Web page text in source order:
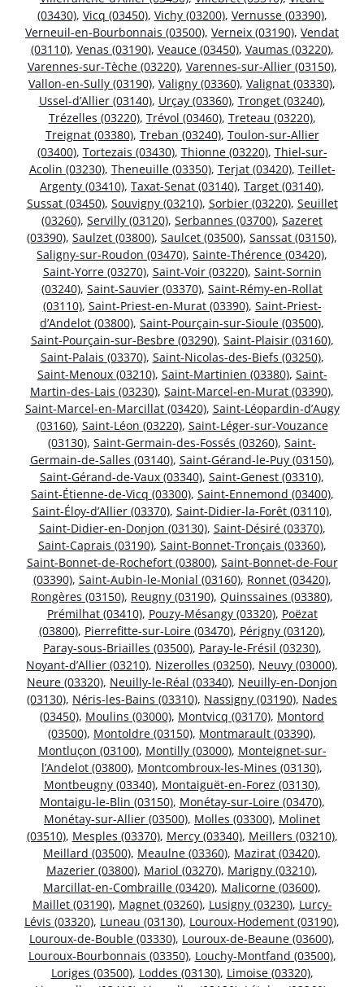
(03430), Vicq (03450), Vichy (03200), Vernusse (03390),
Verneuil-en-Bourbonnais (03500), Verneix (03190), Vendat
(03110), Venas (03190), Veauce (03450), Vaumas (03220),
Varennes-sur-Tèche (03220), Varennes-sur-Allier (03150),
Vallon-en-Sully (03190), Valigny (03360), Valignat (03330),
Ussel-d’Allier (03140), Urçay (03360), Tronget (03240),
Trézelles (03220), Trévol (03460), Treteau (03220),
Treignat (03380), Treban (03240), Toulon-sur-Allier
(03400), Tortezais (03430), Thionne (03220), Thiel-sur-
Acolin (03230), Theneuille (03350), Terjat (03420), Teillet-
Argenty (03410), Taxat-Senat (03140), Target (03140),
Sussat (03450), Souvigny (03210), Sorbier (03220), Seuillet
(03260), Servilly (03120), Serbannes (03700), Sazeret
(03390), Saulzet (03800), Saulcet (03500), Sanssat (03150),
Saligny-sur-Roudon (03470), Sainte-Thérence (03420),
Saint-Yorre (03270), Saint-Voir (03220), Saint-Sornin
(03240), Saint-Sauvier (03370), Saint-Rémy-en-Rollat
(03110), Saint-Priest-en-Murat (03390), Saint-Priest-
d’Andelot (03800), Saint-Pourçain-sur-Sioule (03500),
Saint-Pourçain-sur-Besbre (03290), Saint-Plaisir (03160),
Saint-Palais (03370), Saint-Nicolas-des-Biefs (03250),
Saint-Menoux (03210), Saint-Martinien (03380), Saint-
Martin-des-Lais (03230), Saint-Marcel-en-Murat (03390),
Saint-Marcel-en-Marcillat (03420), Saint-Léopardin-d’Augy
(03160), Saint-Léon (03220), Saint-Léger-sur-Vouzance
(03130), Saint-Germain-des-Fossés (03260), Saint-
Germain-de-Salles (03140), Saint-Gérand-le-Puy (03150),
Saint-Gérand-de-Vaux (03340), Saint-Genest (03310),
Saint-Étienne-de-Vicq (03300), Saint-Ennemond (03400),
Saint-Éloy-d’Allier (03370), Saint-Didier-la-Forêt (03110),
Saint-Didier-en-Donjon (03130), Saint-Désiré (03370),
Saint-Caprais (03190), Saint-Bonnet-Tronçais (03360),
Saint-Bonnet-de-Rochefort (03800), Saint-Bonnet-de-Four
(03390), Saint-Aubin-le-Monial (03160), Ronnet (03420),
Rongères (03150), Reugny (03190), Quinssaines (03380),
Prémilhat (03410), Pouzy-Mésangy (03320), Poëzat
(03800), Pierrefitte-sur-Loire (03470), Périgny (03120),
Paray-sous-Briailles (03500), Paray-le-Frésil (03230),
Noyant-d’Allier (03210), Nizerolles (03250), Neuvy (03000),
Neure (03320), Neuilly-le-Réal (03340), Neuilly-en-Donjon
(03130), Néris-les-Bains (03310), Nassigny (03190), Nades
(03450), Moulins (03000), Montvicq (03170), Montord
(03500), Montoldre (03150), Montmarault (03390),
Montluçon (03100), Montilly (03000), Monteignet-sur-
l’Andelot (03800), Montcombroux-les-Mines (03130),
Montbeugny (03340), Montaiguët-en-Forez (03130),
Montaigu-le-Blin (03150), Monétay-sur-Loire (03470),
Monétay-sur-Allier (03500), Molles (03300), Molinet
(03510), Mesples (03370), Mercy (03340), Meillers (03210),
Meillard (03500), Meaulne (03360), Mazirat (03420),
Mazerier (03800), Mariol (03270), Marigny (03210),
Marcillat-en-Combraille (03420), Malicorne (03600),
Maillet (03190), Magnet (03260), Lusigny (03230), Lurcy-
Lévis (03320), Luneau (03130), Louroux-Hodement (03190),
Louroux-de-Bouble (03330), Louroux-de-Beaune (03600),
Louroux-Bourbonnais (03350), Louchy-Montfand (03500),
Loriges (03500), Loddes (03130), Limoise (03320),